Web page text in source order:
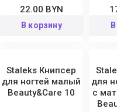
22.00 BYN
В корзину
Staleks Книпсер
для ногтей малый
Beauty&Care 10
для
с